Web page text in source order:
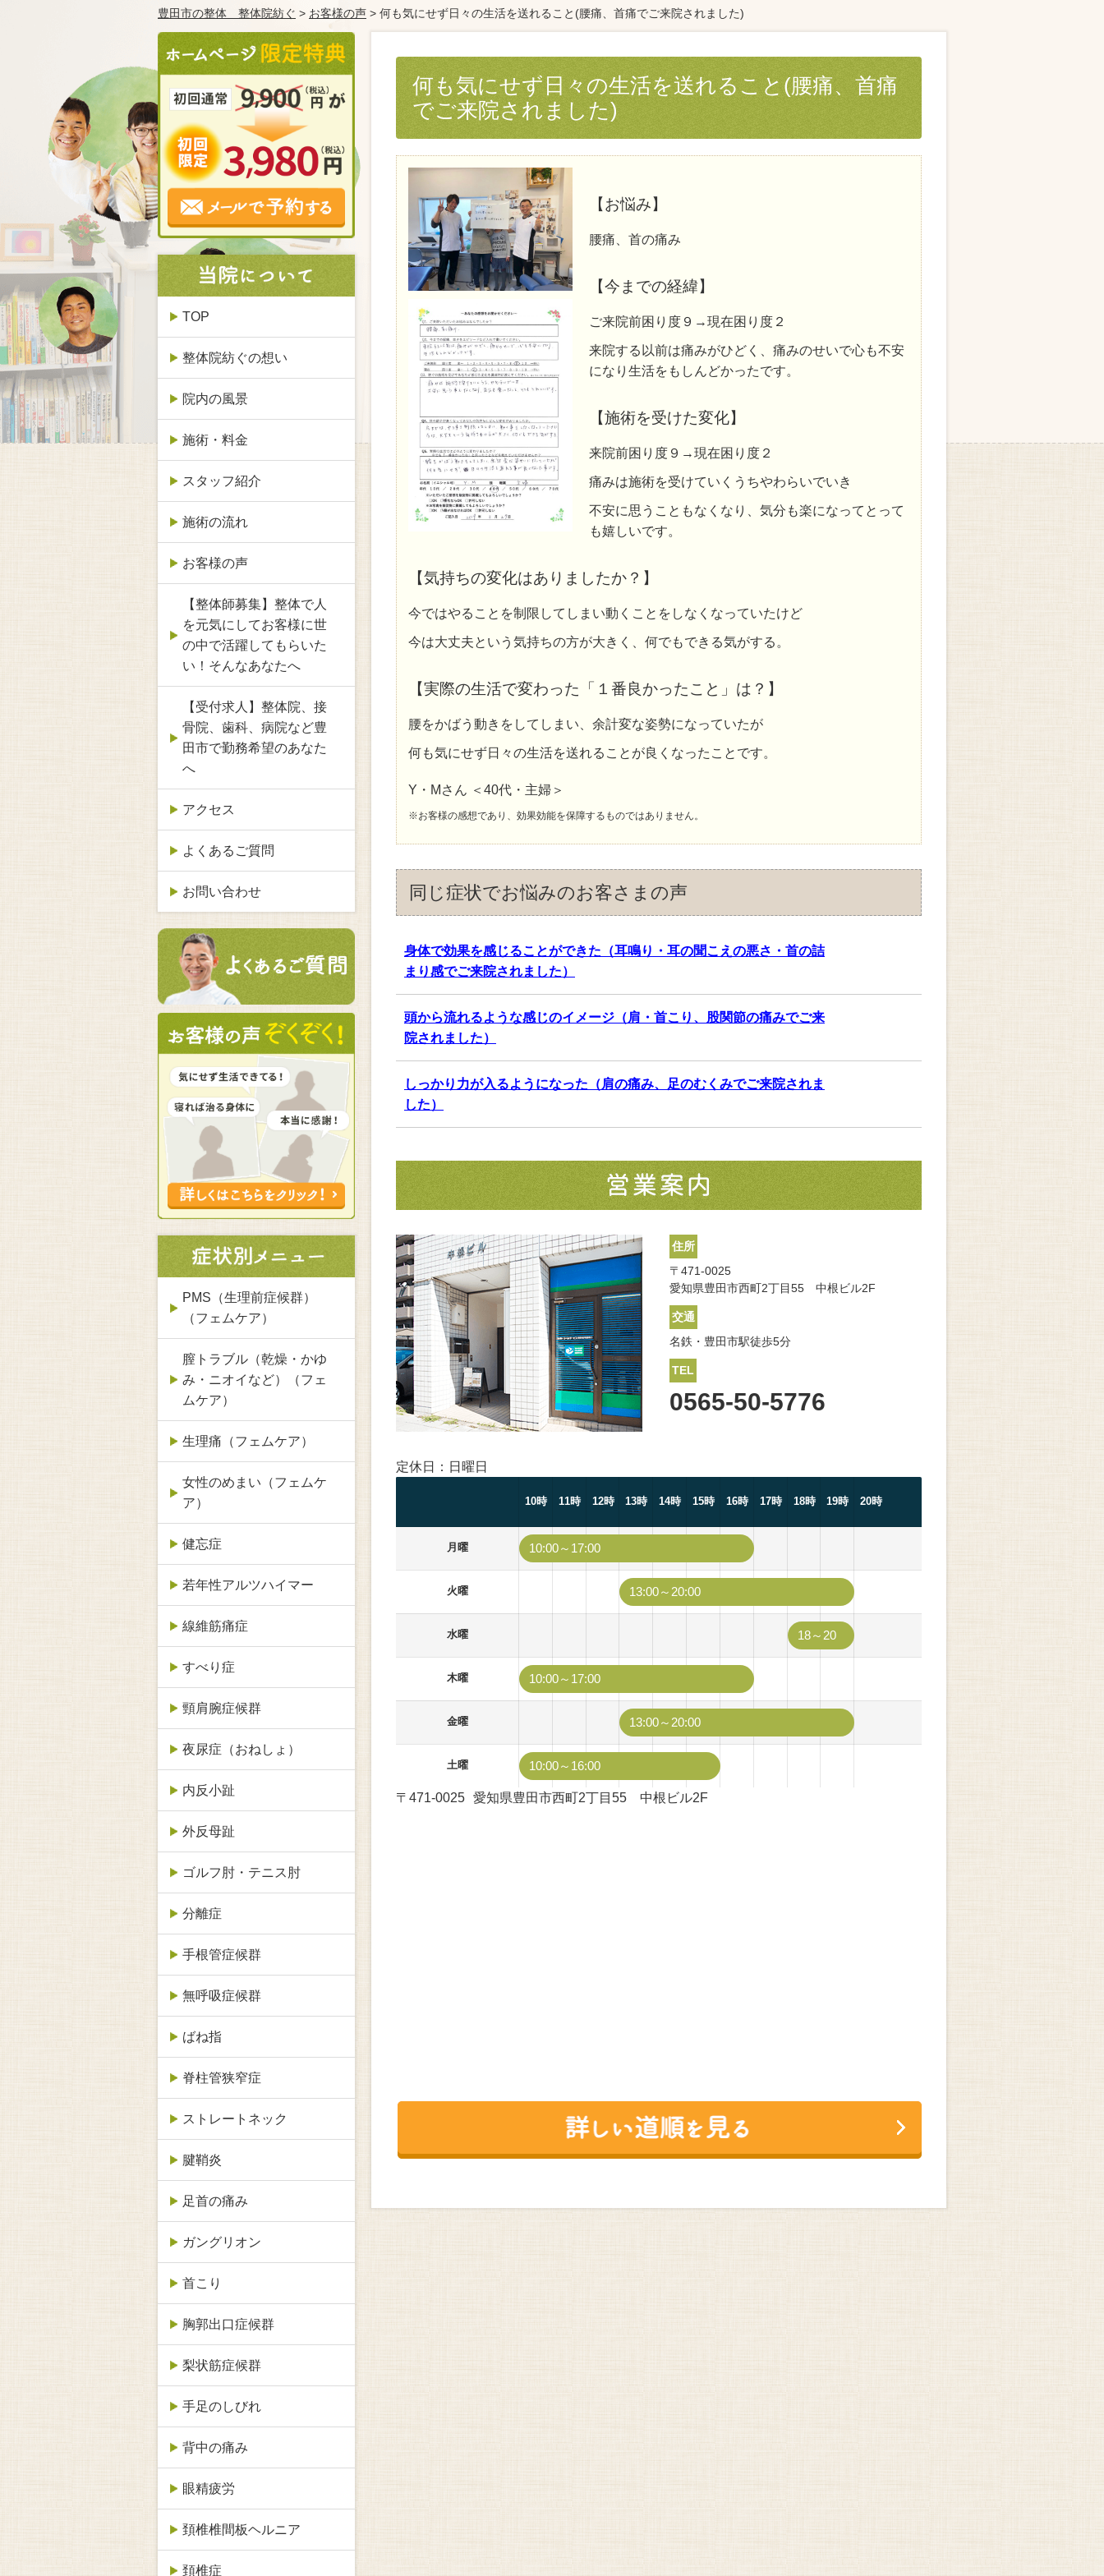
豊田市の整体 整体院紡ぐ > お客様の声 > 何も気にせず日々の生活を送れること(腰痛、首痛でご来院されました)
何も気にせず日々の生活を送れること(腰痛、首痛
でご来院されました)
【お悩み】
腰痛、首の痛み
【今までの経緯】
ご来院前困り度９→現在困り度２
来院する以前は痛みがひどく、痛みのせいで心も不安
になり生活をもしんどかったです。
【施術を受けた変化】
来院前困り度９→現在困り度２
痛みは施術を受けていくうちやわらいでいき
不安に思うこともなくなり、気分も楽になってとって
も嬉しいです。
【気持ちの変化はありましたか？】
今ではやることを制限してしまい動くことをしなくなっていたけど
今は大丈夫という気持ちの方が大きく、何でもできる気がする。
【実際の生活で変わった「１番良かったこと」は？】
腰をかばう動きをしてしまい、余計変な姿勢になっていたが
何も気にせず日々の生活を送れることが良くなったことです。
Y・Mさん ＜40代・主婦＞
※お客様の感想であり、効果効能を保障するものではありません。
同じ症状でお悩みのお客さまの声
身体で効果を感じることができた（耳鳴り・耳の聞こえの悪さ・首の詰
まり感でご来院されました）
頭から流れるような感じのイメージ（肩・首こり、股関節の痛みでご来
院されました）
しっかり力が入るようになった（肩の痛み、足のむくみでご来院されま
した）
住所
〒471-0025
愛知県豊田市西町2丁目55 中根ビル2F
交通
名鉄・豊田市駅徒歩5分
TEL
0565-50-5776
定休日：日曜日
10時 11時 12時 13時 14時 15時 16時 17時 18時 19時 20時
月曜 10:00～17:00
火曜 13:00～20:00
水曜 18～20
木曜 10:00～17:00
金曜 13:00～20:00
土曜 10:00～16:00
〒471-0025 愛知県豊田市西町2丁目55 中根ビル2F
TOP
整体院紡ぐの想い
院内の風景
施術・料金
スタッフ紹介
施術の流れ
お客様の声
【整体師募集】整体で人
を元気にしてお客様に世
の中で活躍してもらいた
い！そんなあなたへ
【受付求人】整体院、接
骨院、歯科、病院など豊
田市で勤務希望のあなた
へ
アクセス
よくあるご質問
お問い合わせ
PMS（生理前症候群）
（フェムケア）
膣トラブル（乾燥・かゆ
み・ニオイなど）（フェ
ムケア）
生理痛（フェムケア）
女性のめまい（フェムケ
ア）
健忘症
若年性アルツハイマー
線維筋痛症
すべり症
頸肩腕症候群
夜尿症（おねしょ）
内反小趾
外反母趾
ゴルフ肘・テニス肘
分離症
手根管症候群
無呼吸症候群
ばね指
脊柱管狭窄症
ストレートネック
腱鞘炎
足首の痛み
ガングリオン
首こり
胸郭出口症候群
梨状筋症候群
手足のしびれ
背中の痛み
眼精疲労
頚椎椎間板ヘルニア
頚椎症